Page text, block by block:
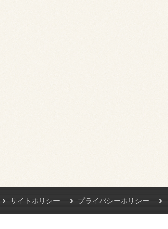
サイトポリシー プライバシーポリシー